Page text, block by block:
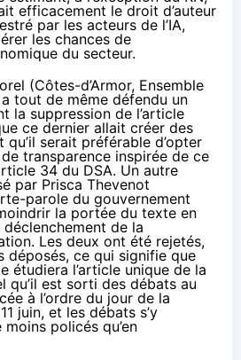
efficacement le droit d’auteur
par les acteurs de l’IA,
les chances de
du secteur.
(Côtes-d’Armor, Ensemble
tout de même défendu un
la suppression de l’article
ce dernier allait créer des
qu’il serait préférable d’opter
transparence inspirée de ce
34 du DSA. Un autre
par Prisca Thevenot
parole du gouvernement
la portée du texte en
de la
Les deux ont été rejetés,
déposés, ce qui signifie que
étudiera l’article unique de la
qu’il est sorti des débats au
à l’ordre du jour de la
juin, et les débats s’y
policés qu’en